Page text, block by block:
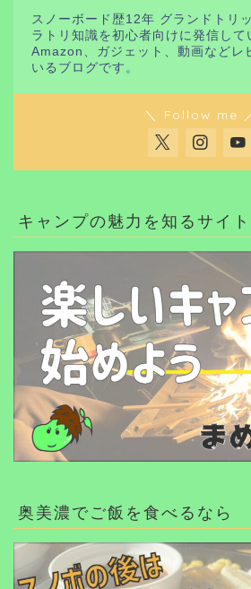
スノーボード歴12年 グランドトリ
ラトリ知識を初心者向けに発信して
Amazon、ガジェット、動画などレ
いるブログです。
＼ Follow me
キャンプの魅力を知るサイト
奥美濃でご飯を食べるなら